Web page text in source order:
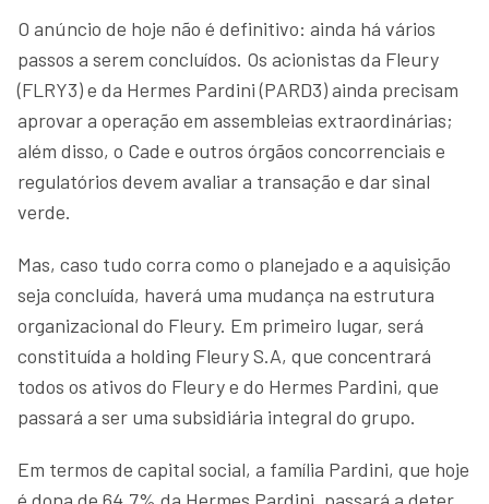
O anúncio de hoje não é definitivo: ainda há vários
passos a serem concluídos. Os acionistas da Fleury
(FLRY3) e da Hermes Pardini (PARD3) ainda precisam
aprovar a operação em assembleias extraordinárias;
além disso, o Cade e outros órgãos concorrenciais e
regulatórios devem avaliar a transação e dar sinal
verde.
Mas, caso tudo corra como o planejado e a aquisição
seja concluída, haverá uma mudança na estrutura
organizacional do Fleury. Em primeiro lugar, será
constituída a holding Fleury S.A, que concentrará
todos os ativos do Fleury e do Hermes Pardini, que
passará a ser uma subsidiária integral do grupo.
Em termos de capital social, a família Pardini, que hoje